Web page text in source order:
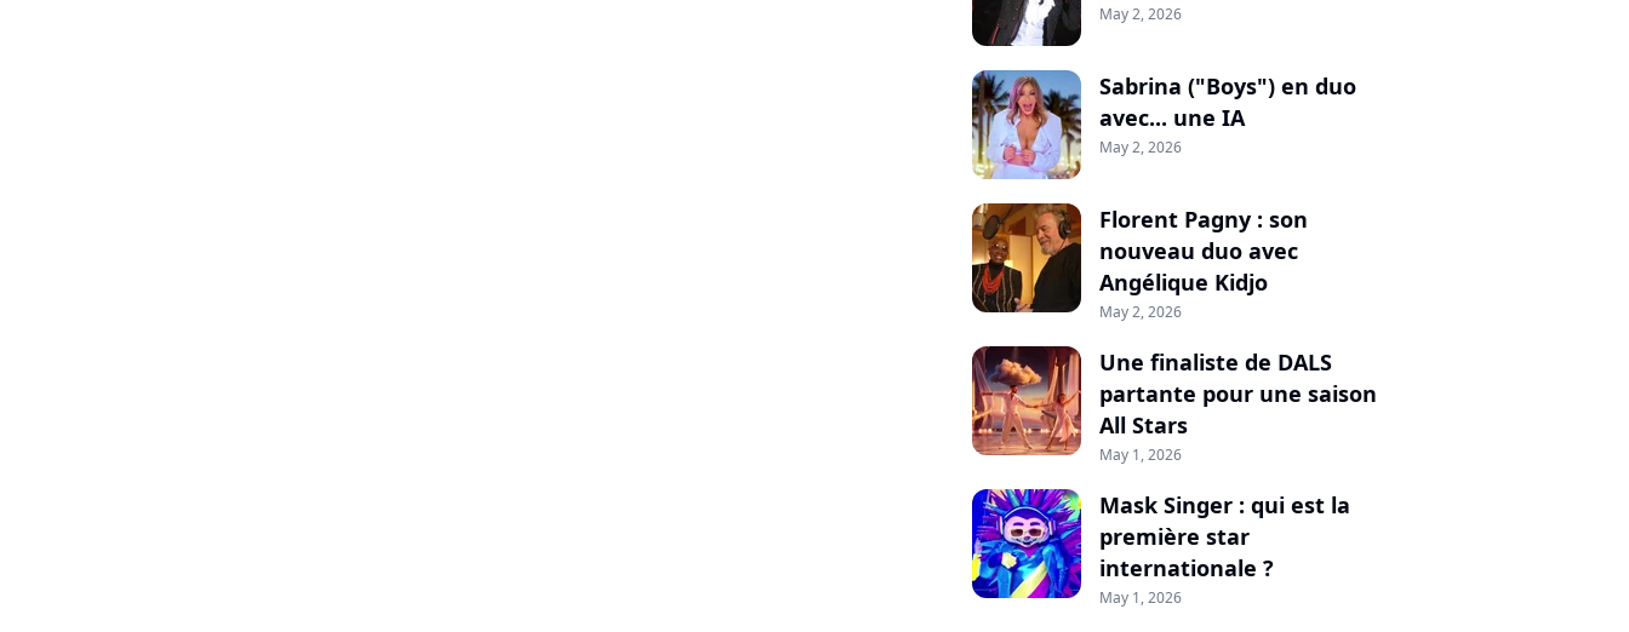
May 2, 2026
Sabrina ("Boys") en duo
avec... une IA
May 2, 2026
Florent Pagny : son
nouveau duo avec
Angélique Kidjo
May 2, 2026
Une finaliste de DALS
partante pour une saison
All Stars
May 1, 2026
Mask Singer : qui est la
première star
internationale ?
May 1, 2026